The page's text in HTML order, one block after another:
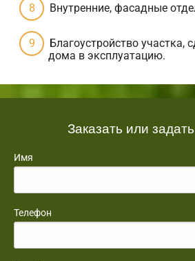
Внутренние, фасадные
Благоустройство участка,
дома в эксплуатацию.
Заказать или
Имя
Телефон